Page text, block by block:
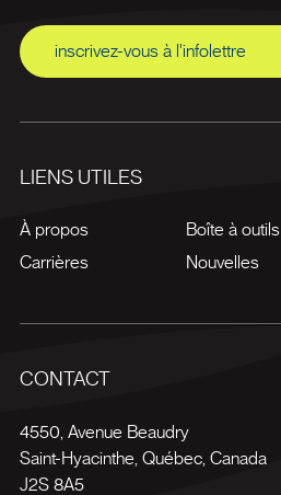
inscrivez-vous à l'infolettre
LIENS UTILES
À propos
Carrières
Boîte à outils
Nouvelles
CONTACT
4550, Avenue Beaudry
Saint-Hyacinthe Québec, Canada
J2S 8A5